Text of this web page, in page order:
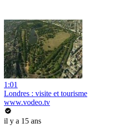
1:01
Londres : visite et tourisme
www.vodeo.tv
il y a 15 ans